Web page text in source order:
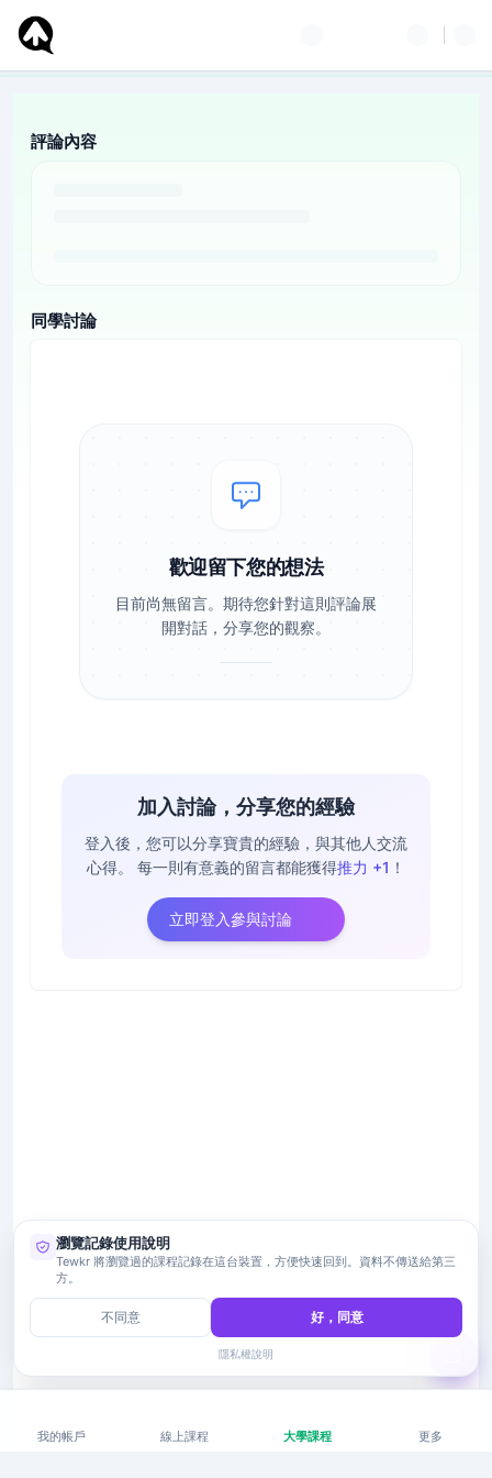
評論內容
同學討論
歡迎留下您的想法
目前尚無留言。期待您針對這則評論展
開對話，分享您的觀察。
加入討論，分享您的經驗
登入後，您可以分享寶貴的經驗，與其他人交流
心得。
每一則有意義的留言都能獲得推力 +1 ！
立即登入參與討論
我的帳戶 線上課程 大學課程 更多
瀏覽記錄使用說明
Tewkr 將瀏覽過的課程記錄在這台裝置，方便快速回到。資料不傳送給第三
方。
不同意 好，同意
隱私權說明